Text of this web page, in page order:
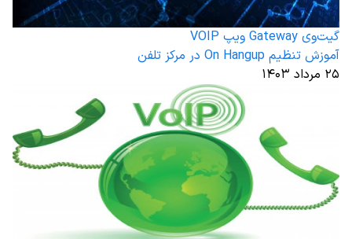
گیت‌وی Gateway ویپ VOIP
آموزش تنظیم On Hangup در مرکز تلفن
۲۵ مرداد ۱۴۰۳